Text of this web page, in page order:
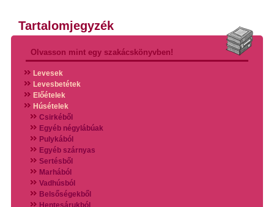
Tartalomjegyzék
Olvasson mint egy szakácskönyvben!
Levesek
Levesbetétek
Előételek
Húsételek
Csirkéből
Egyéb négylábúak
Pulykából
Egyéb szárnyas
Sertésből
Marhából
Vadhúsból
Belsőségekből
Hentesárukból